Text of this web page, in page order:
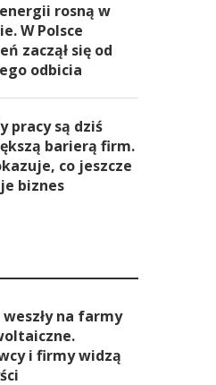
rosną w
W Polsce
zaczął się od
odbicia
pracy są dziś
barierą firm.
co jeszcze
biznes
weszły na farmy
i firmy widzą